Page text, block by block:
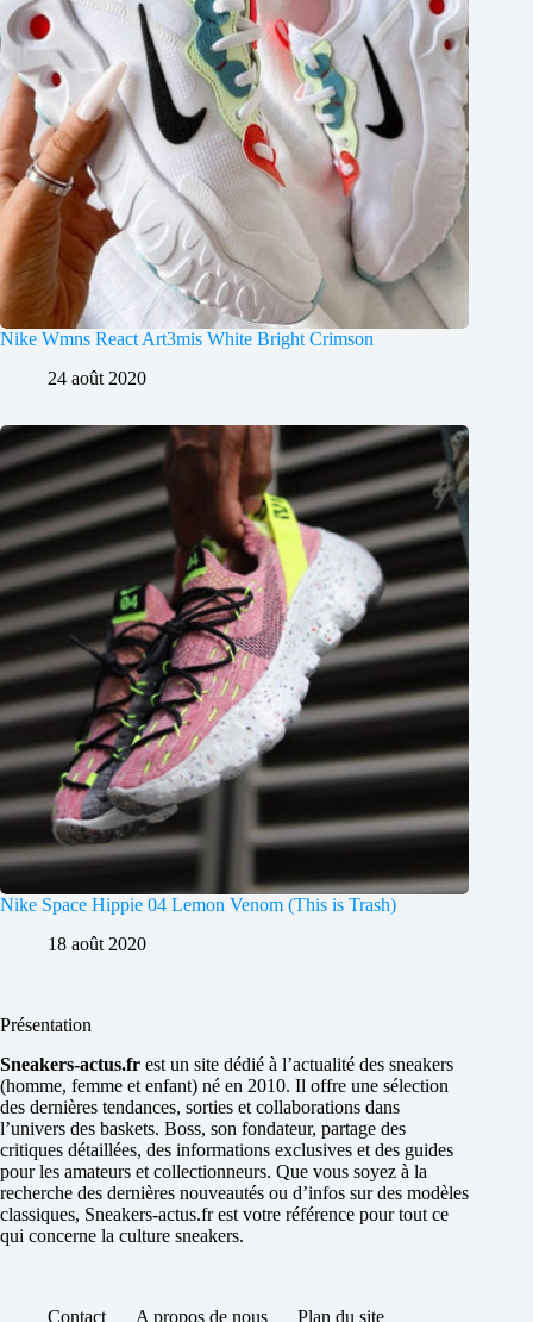
Nike Wmns React Art3mis White Bright Crimson
24 août 2020
Nike Space Hippie 04 Lemon Venom (This is Trash)
18 août 2020
Présentation
Sneakers-actus.fr est un site dédié à l’actualité des sneakers
(homme, femme et enfant) né en 2010. Il offre une sélection
des dernières tendances, sorties et collaborations dans
l’univers des baskets. Boss, son fondateur, partage des
critiques détaillées, des informations exclusives et des guides
pour les amateurs et collectionneurs. Que vous soyez à la
recherche des dernières nouveautés ou d’infos sur des modèles
classiques, Sneakers-actus.fr est votre référence pour tout ce
qui concerne la culture sneakers.
Contact A propos de nous Plan du site